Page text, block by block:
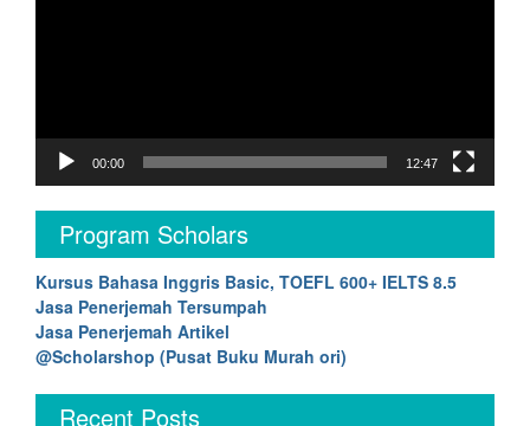
00:00 12:47
Program Scholars
Kursus Bahasa Inggris Basic, TOEFL 600+ IELTS 8.5
Jasa Penerjemah Tersumpah
Jasa Penerjemah Artikel
@Scholarshop (Pusat Buku Murah ori)
Recent Posts